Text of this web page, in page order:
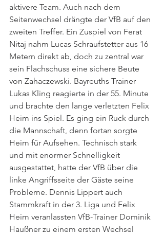
aktivere Team. Auch nach dem
Seitenwechsel drängte der VfB auf den
zweiten Treffer. Ein Zuspiel von Ferat
Nitaj nahm Lucas Schraufstetter aus 16
Metern direkt ab, doch zu zentral war
sein Flachschuss eine sichere Beute
von Zahaczewski. Bayreuths Trainer
Lukas Kling reagierte in der 55. Minute
und brachte den lange verletzten Felix
Heim ins Spiel. Es ging ein Ruck durch
die Mannschaft, denn fortan sorgte
Heim für Aufsehen. Technisch stark
und mit enormer Schnelligkeit
ausgestattet, hatte der VfB über die
linke Angriffsseite der Gäste seine
Probleme. Dennis Lippert auch
Stammkraft in der 3. Liga und Felix
Heim veranlassten VfB-Trainer Dominik
Haußner zu einem ersten Wechsel